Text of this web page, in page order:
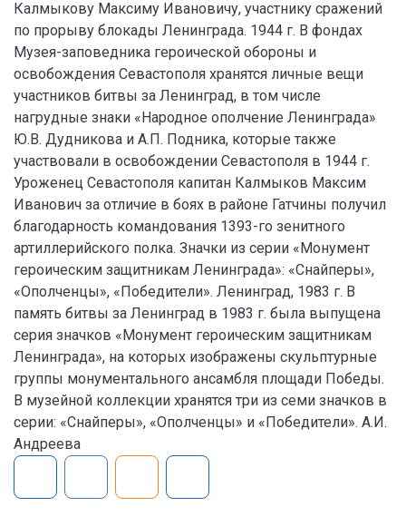
Калмыкову Максиму Ивановичу, участнику сражений
по прорыву блокады Ленинграда. 1944 г. В фондах
Музея-заповедника героической обороны и
освобождения Севастополя хранятся личные вещи
участников битвы за Ленинград, в том числе
нагрудные знаки «Народное ополчение Ленинграда»
Ю.В. Дудникова и А.П. Подника, которые также
участвовали в освобождении Севастополя в 1944 г.
Уроженец Севастополя капитан Калмыков Максим
Иванович за отличие в боях в районе Гатчины получил
благодарность командования 1393-го зенитного
артиллерийского полка. Значки из серии «Монумент
героическим защитникам Ленинграда»: «Снайперы»,
«Ополченцы», «Победители». Ленинград, 1983 г. В
память битвы за Ленинград в 1983 г. была выпущена
серия значков «Монумент героическим защитникам
Ленинграда», на которых изображены скульптурные
группы монументального ансамбля площади Победы.
В музейной коллекции хранятся три из семи значков в
серии: «Снайперы», «Ополченцы» и «Победители». А.И.
Андреева